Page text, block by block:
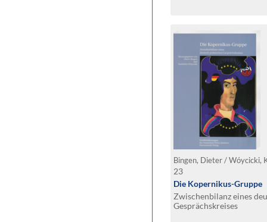
Bingen, Dieter / Wóycicki,
23
Die Kopernikus-Gruppe
Zwischenbilanz eines
Gesprächskreises